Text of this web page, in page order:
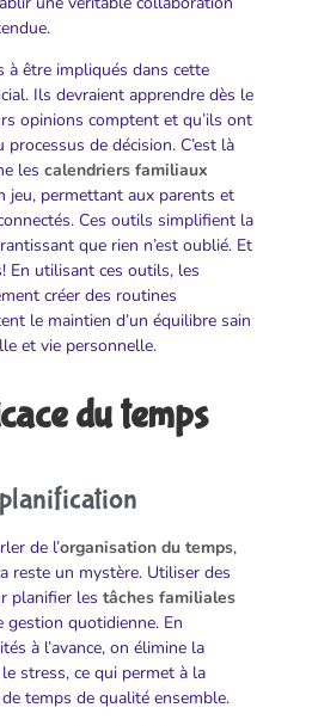
à être impliqués dans cette
Ils devraient apprendre dès le
opinions comptent et qu’ils ont
de décision. C’est là
les calendriers familiaux
jeu, permettant aux parents et
Ces outils simplifient la
que rien n’est oublié. Et
En utilisant ces outils, les
créer des routines
le maintien d’un équilibre sain
et vie personnelle.
du temps
de l’organisation du temps,
reste un mystère. Utiliser des
planifier les tâches familiales
quotidienne. En
à l’avance, on élimine la
stress, ce qui permet à la
temps de qualité ensemble.